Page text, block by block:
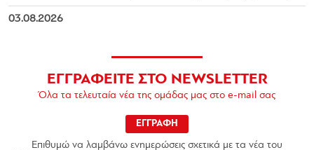
03.08.2026
ΕΓΓΡΑΦΕΙΤΕ ΣΤΟ NEWSLETTER
Όλα τα τελευταία νέα της ομάδας μας στο e-mail σας
ΕΓΓΡΑΦΗ
Επιθυμώ να λαμβάνω ενημερώσεις σχετικά με τα νέα του